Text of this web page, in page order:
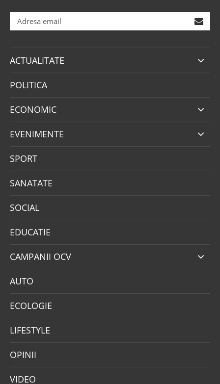
ACTUALITATE
POLITICA
ECONOMIC
EVENIMENTE
SPORT
SANATATE
SOCIAL
EDUCATIE
CAMPANII OCV
AUTO
ECOLOGIE
LIFESTYLE
OPINII
VIDEO